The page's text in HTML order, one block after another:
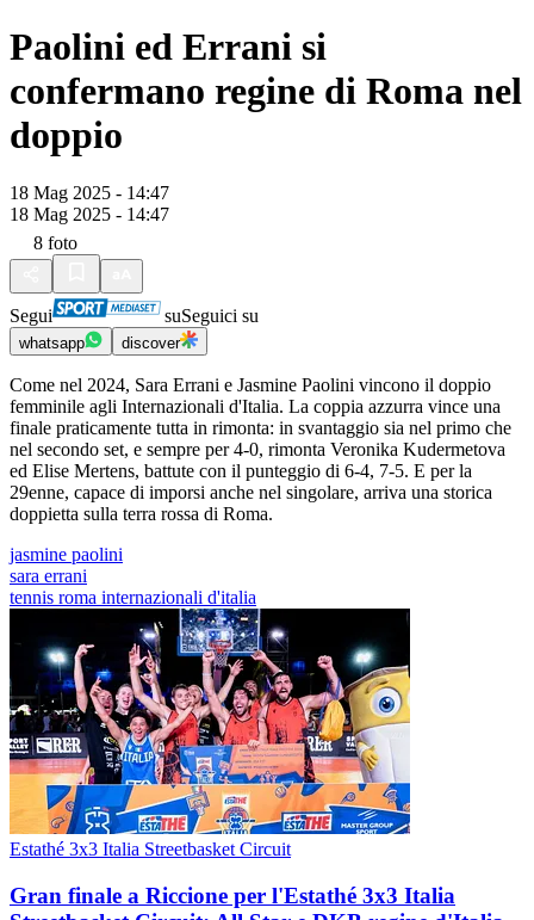
Paolini ed Errani si
confermano regine di Roma nel
doppio
18 Mag 2025 - 14:47
18 Mag 2025 - 14:47
8 foto
Segui suSeguici su
whatsapp discover
Come nel 2024, Sara Errani e Jasmine Paolini vincono il doppio
femminile agli Internazionali d'Italia. La coppia azzurra vince una
finale praticamente tutta in rimonta: in svantaggio sia nel primo che
nel secondo set, e sempre per 4-0, rimonta Veronika Kudermetova
ed Elise Mertens, battute con il punteggio di 6-4, 7-5. E per la
29enne, capace di imporsi anche nel singolare, arriva una storica
doppietta sulla terra rossa di Roma.
jasmine paolini
sara errani
tennis roma internazionali d'italia
Estathé 3x3 Italia Streetbasket Circuit
Gran finale a Riccione per l'Estathé 3x3 Italia